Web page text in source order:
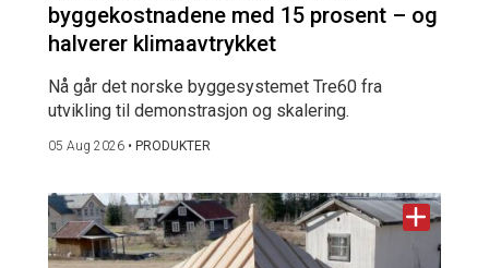
byggekostnadene med 15 prosent – og
halverer klimaavtrykket
Nå går det norske byggesystemet Tre60 fra
utvikling til demonstrasjon og skalering.
05 Aug 2026 • PRODUKTER